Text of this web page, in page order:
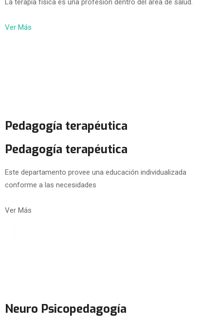
La terapia física es una profesión dentro del área de salud.
Ver Más
Pedagogía terapéutica
Pedagogía terapéutica
Este departamento provee una educación individualizada
conforme a las necesidades
Ver Más
Neuro Psicopedagogía